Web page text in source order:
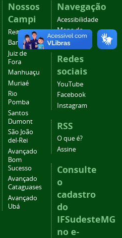
Nossos
Campi
Reitoria
Barbacena
Juiz de
Fora
Manhuaçu
Muriaé
Rio
Pomba
Santos
Dumont
São João
del-Rei
Avançado
Bom
Sucesso
Avançado
Cataguases
Avançado
Ubá
Navegação
Acessibilidade
Mapa do
site
Redes
sociais
YouTube
Facebook
Instagram
RSS
O que é?
Assine
Consulte
o
cadastro
do
IFSudesteMG
no e-